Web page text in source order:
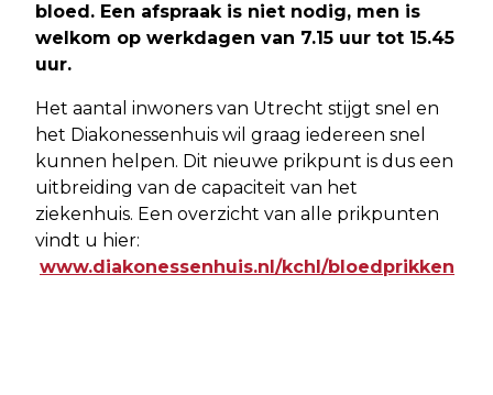
bloed. Een afspraak is niet nodig, men is
welkom op werkdagen van 7.15 uur tot 15.45
uur.
Het aantal inwoners van Utrecht stijgt snel en
het Diakonessenhuis wil graag iedereen snel
kunnen helpen. Dit nieuwe prikpunt is dus een
uitbreiding van de capaciteit van het
ziekenhuis. Een overzicht van alle prikpunten
vindt u hier:
www.diakonessenhuis.nl/kchl/bloedprikken